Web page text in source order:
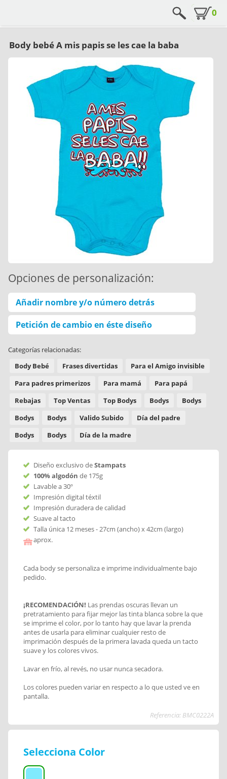
0
Body bebé A mis papis se les cae la baba
Opciones de personalización:
Añadir nombre y/o número detrás
Petición de cambio en éste diseño
Categorías relacionadas:
Body Bebé
Frases divertidas
Para el Amigo invisible
Para padres primerizos
Para mamá
Para papá
Rebajas
Top Ventas Top Bodys Bodys
Bodys
Bodys
Bodys Valido Subido
Día del padre
Bodys
Bodys Día de la madre
Diseño exclusivo deStampats
100% algodón de 175g
Lavable a 30º
Impresión digital téxtil
Impresión duradera de calidad
Suave al tacto
Talla única 12 meses - 27cm (ancho) x 42cm (largo)
aprox.
Cada body se personaliza e imprime individualmente bajo
pedido.
¡RECOMENDACIÓN! Las prendas oscuras llevan un
pretratamiento para fijar mejor las tinta blanca sobre la que
se imprime el color, por lo tanto hay que lavar la prenda
antes de usarla para eliminar cualquier resto de
imprimación después de la primera lavada queda un tacto
suave y los colores vivos.
Lavar en frío, al revés, no usar nunca secadora.
Los colores pueden variar en respecto a lo que usted ve en
pantalla.
Referencia: BMC0222A
Selecciona Color